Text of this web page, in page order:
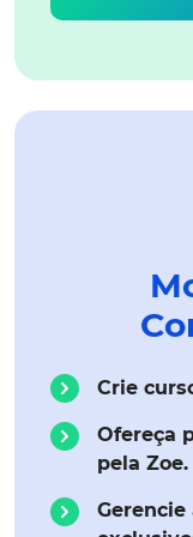
Crie
Ofereça
pela Zoe.